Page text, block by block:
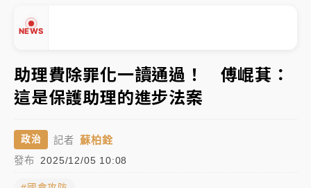
NEWS
有片｜
連根拔起
中颱白海豚風雨來了！中部以北防豪雨 今晚、明天影
響最劇烈
白海豚逼近！北市水門只出不進 未移置車輛最高罰
油價持續凍漲！ 中油宣布下周一汽柴油價格維持不變
助理費除罪化一讀通過！ 傅崐萁：
這是保護助理的進步法案
政治 記者 蘇柏銓
發布 2025/12/05 10:08